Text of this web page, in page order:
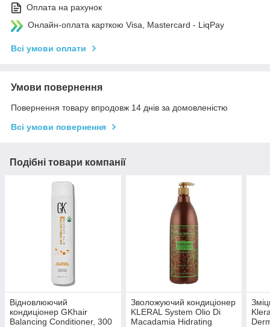
Оплата на рахунок
Онлайн-оплата карткою Visa, Mastercard - LiqPay
Всі умови оплати
Умови повернення
Повернення товару впродовж 14 днів за домовленістю
Всі умови повернення
Подібні товари компанії
Відновлюючий
кондиціонер GKhair
Balancing Conditioner, 300
Зволожуючий кондиціонер
KLERAL System Olio Di
Macadamia Hidrating